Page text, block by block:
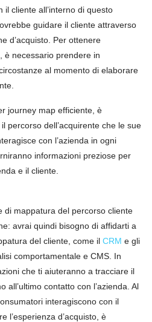
cliente all’interno di questo
guidare il cliente attraverso
d’acquisto. Per ottenere
è necessario prendere in
al momento di elaborare
journey map efficiente, è
percorso dell’acquirente che le sue
con l’azienda in ogni
informazioni preziose per
e il cliente.
di mappatura del percorso cliente
avrai quindi bisogno di affidarti a
del cliente, come il CRM e gli
comportamentale e CMS. In
che ti aiuteranno a tracciare il
all’ultimo contatto con l’azienda. Al
interagiscono con il
l’esperienza d’acquisto, è